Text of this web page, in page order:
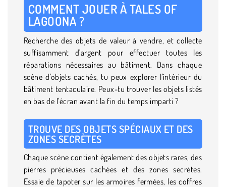
COMMENT JOUER À TALES OF
LAGOONA ?
Recherche des objets de valeur à vendre, et collecte
suffisamment d'argent pour effectuer toutes les
réparations nécessaires au bâtiment. Dans chaque
scène d'objets cachés, tu peux explorer l'intérieur du
bâtiment tentaculaire. Peux-tu trouver les objets listés
en bas de l'écran avant la fin du temps imparti ?
TROUVE DES OBJETS SPÉCIAUX ET DES
ZONES SECRÈTES
Chaque scène contient également des objets rares, des
pierres précieuses cachées et des zones secrètes.
Essaie de tapoter sur les armoires fermées, les coffres